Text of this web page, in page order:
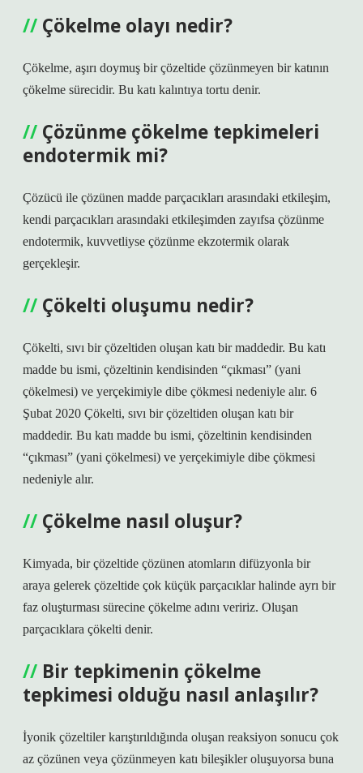
Çökelme olayı nedir?
Çökelme, aşırı doymuş bir çözeltide çözünmeyen bir katının
çökelme sürecidir. Bu katı kalıntıya tortu denir.
Çözünme çökelme tepkimeleri
endotermik mi?
Çözücü ile çözünen madde parçacıkları arasındaki etkileşim,
kendi parçacıkları arasındaki etkileşimden zayıfsa çözünme
endotermik, kuvvetliyse çözünme ekzotermik olarak
gerçekleşir.
Çökelti oluşumu nedir?
Çökelti, sıvı bir çözeltiden oluşan katı bir maddedir. Bu katı
madde bu ismi, çözeltinin kendisinden “çıkması” (yani
çökelmesi) ve yerçekimiyle dibe çökmesi nedeniyle alır. 6
Şubat 2020 Çökelti, sıvı bir çözeltiden oluşan katı bir
maddedir. Bu katı madde bu ismi, çözeltinin kendisinden
“çıkması” (yani çökelmesi) ve yerçekimiyle dibe çökmesi
nedeniyle alır.
Çökelme nasıl oluşur?
Kimyada, bir çözeltide çözünen atomların difüzyonla bir
araya gelerek çözeltide çok küçük parçacıklar halinde ayrı bir
faz oluşturması sürecine çökelme adını veririz. Oluşan
parçacıklara çökelti denir.
Bir tepkimenin çökelme
tepkimesi olduğu nasıl anlaşılır?
İyonik çözeltiler karıştırıldığında oluşan reaksiyon sonucu çok
az çözünen veya çözünmeyen katı bileşikler oluşuyorsa buna